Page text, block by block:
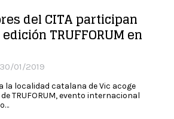
del CITA participan
TRUFFORUM en
30/01/2019
la localidad catalana de Vic acoge
TRUFORUM, evento internacional